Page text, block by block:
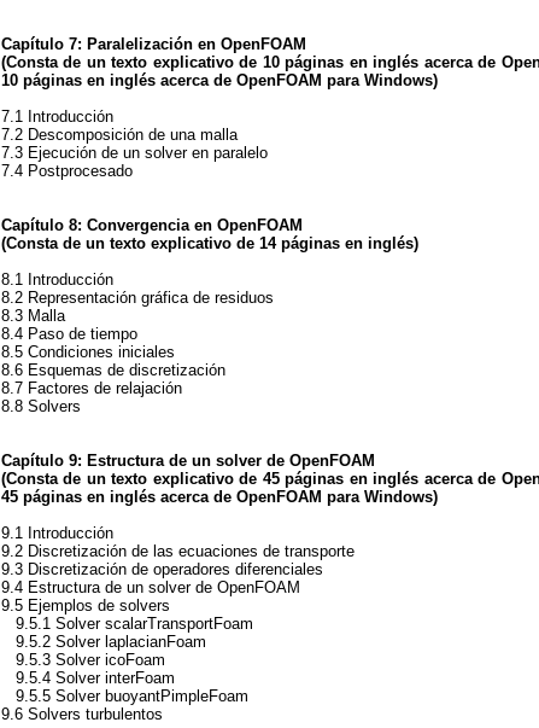
Capítulo 7: Paralelización en OpenFOAM
(Consta de un texto explicativo de 10 páginas en inglés acerca de
10 páginas en inglés acerca de OpenFOAM para Windows)
7.1 Introducción
7.2 Descomposición de una malla
7.3 Ejecución de un solver en paralelo
7.4 Postprocesado
Capítulo 8: Convergencia en OpenFOAM
(Consta de un texto explicativo de 14 páginas en inglés)
8.1 Introducción
8.2 Representación gráfica de residuos
8.3 Malla
8.4 Paso de tiempo
8.5 Condiciones iniciales
8.6 Esquemas de discretización
8.7 Factores de relajación
8.8 Solvers
Capítulo 9: Estructura de un solver de OpenFOAM
(Consta de un texto explicativo de 45 páginas en inglés acerca de
45 páginas en inglés acerca de OpenFOAM para Windows)
9.1 Introducción
9.2 Discretización de las ecuaciones de transporte
9.3 Discretización de operadores diferenciales
9.4 Estructura de un solver de OpenFOAM
9.5 Ejemplos de solvers
9.5.1 Solver scalarTransportFoam
9.5.2 Solver laplacianFoam
9.5.3 Solver icoFoam
9.5.4 Solver interFoam
9.5.5 Solver buoyantPimpleFoam
9.6 Solvers turbulentos